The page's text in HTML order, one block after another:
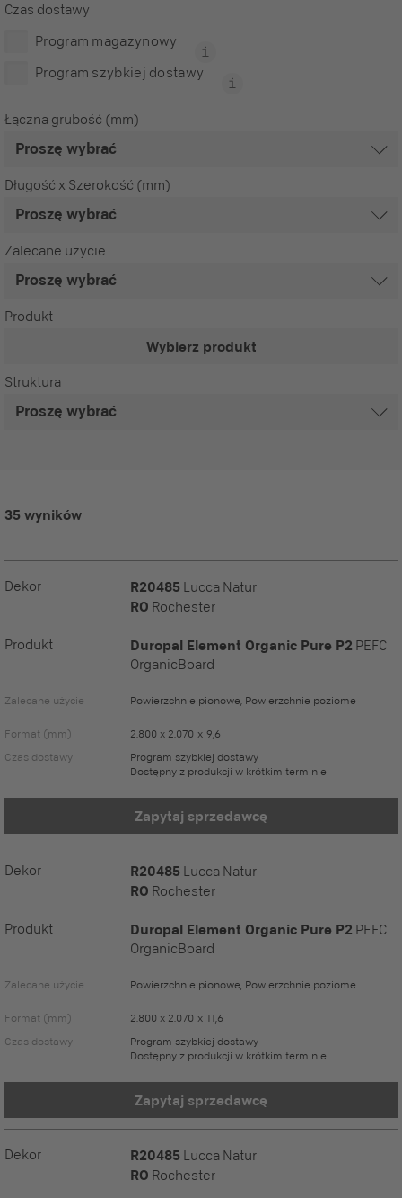
Czas dostawy
Program magazynowy
Program szybkiej dostawy
Łączna grubość (mm)
Długość x Szerokość (mm)
Zalecane użycie
Produkt
Wybierz produkt
Struktura
35 wyników
Dekor R20485 Lucca Natur
RO Rochester
Produkt Duropal Element Organic Pure P2 PEFC
OrganicBoard
Zalecane użycie Powierzchnie pionowe, Powierzchnie poziome
Format (mm)
2.800 x 2.070 x 9,6
Czas dostawy
Program szybkiej dostawy
Dostępny z produkcji w krótkim terminie
Zapytaj sprzedawcę
Dekor R20485 Lucca Natur
RO Rochester
Produkt Duropal Element Organic Pure P2 PEFC
OrganicBoard
Zalecane użycie Powierzchnie pionowe, Powierzchnie poziome
Format (mm)
2.800 x 2.070 x 11,6
Czas dostawy
Program szybkiej dostawy
Dostępny z produkcji w krótkim terminie
Zapytaj sprzedawcę
Dekor R20485 Lucca Natur
RO Rochester